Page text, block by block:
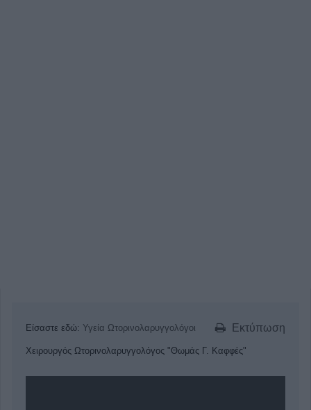
Εκτύπωση
Είσαστε εδώ: Υγεία Ωτορινολαρυγγολόγοι
Χειρουργός Ωτορινολαρυγγολόγος "Θωμάς Γ. Καφφές"